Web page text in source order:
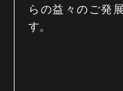
らの益々のご発
す。